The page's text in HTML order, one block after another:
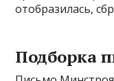
отобразилась,
Подборка